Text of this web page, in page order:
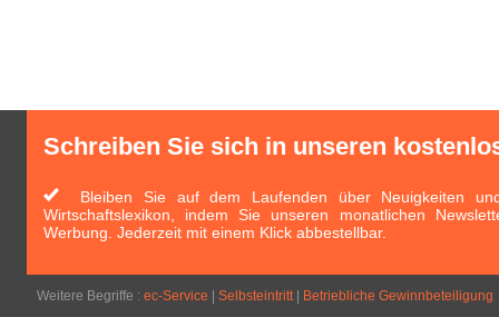
Schreiben Sie sich in unseren
Bleiben Sie auf dem Laufenden über Neuigkeiten
Wirtschaftslexikon, indem Sie unseren monatlichen
Werbung. Jederzeit mit einem Klick abbestellbar.
Weitere Begriffe : ec-Service Selbsteintritt| Betriebliche Gewinnbeteiligung